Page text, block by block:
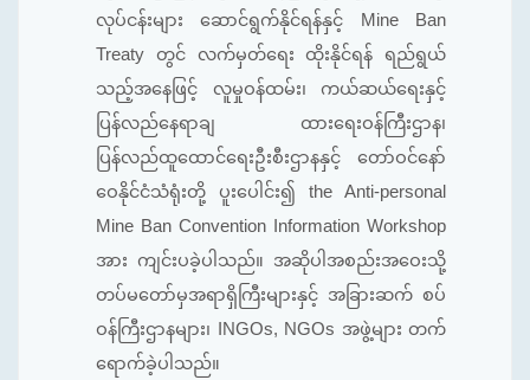
လုပ်ငန်းများ ဆောင်ရွက်နိုင်ရန်နှင့် Mine Ban
Treaty တွင် လက်မှတ်ရေး ထိုးနိုင်ရန် ရည်ရွယ်
သည့်အနေဖြင့် လူမှုဝန်ထမ်း၊ ကယ်ဆယ်ရေးနှင့်
ပြန်လည်နေရာချ ထားရေးဝန်ကြီးဌာန၊
ပြန်လည်ထူထောင်ရေးဦးစီးဌာနနှင့် တော်ဝင်နော်
ဝေနိုင်ငံသံရုံးတို့ ပူးပေါင်း၍ the Anti-personal
Mine Ban Convention Information Workshop
အား ကျင်းပခဲ့ပါသည်။ အဆိုပါအစည်းအဝေးသို့
တပ်မတော်မှအရာရှိကြီးများနှင့် အခြားဆက် စပ်
ဝန်ကြီးဌာနများ၊ INGOs, NGOs အဖွဲ့များ တက်
ရောက်ခဲ့ပါသည်။